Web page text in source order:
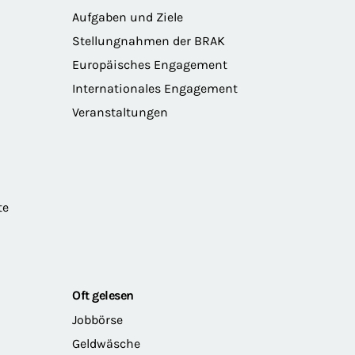
Aufgaben und Ziele
Stellungnahmen der BRAK
Europäisches Engagement
Internationales Engagement
Veranstaltungen
Oft gelesen
Jobbörse
Geldwäsche